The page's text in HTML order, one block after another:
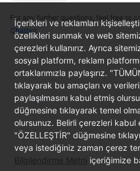
API
Reference
FAQs
Videos
More
Documents
General
For any further questions, feel free to
Chatbot
İçerikleri ve reklamları
özellikleri sunmak ve web
çerezleri kullanırız. Ayrıca
sosyal platform, reklam
ortaklarımızla paylaşırız.
tıklayarak bu amaçları ve
paylaşılmasını kabul etmiş
düğmesine tıklayarak temel
olursunuz. Belirli çerezleri
"ÖZELLEŞTİR" düğmesine
veya istediğiniz zaman çerez
Bilgilendirme Metni içeriğimize